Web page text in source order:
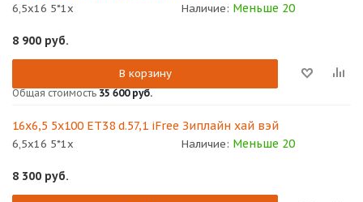
6,5x16 5*1x Наличие: Меньше 20
8 900 руб.
В корзину
Общая стоимость 35 600 руб.
16x6,5 5x100 ET38 d.57,1 iFree Зиплайн хай вэй
6,5x16 5*1x Наличие: Меньше 20
8 300 руб.